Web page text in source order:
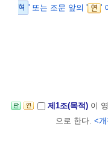
혁 ' 또는 조문 앞의 ' '
제1조(목적) 이
으로 한다. <